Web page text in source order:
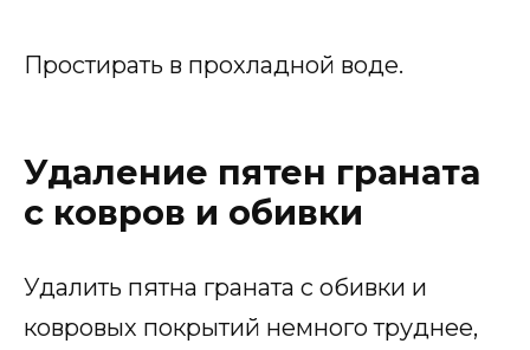
Простирать в прохладной воде.
Удаление пятен граната
с ковров и обивки
Удалить пятна граната с обивки и
ковровых покрытий немного труднее,